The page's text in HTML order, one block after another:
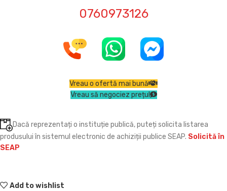
0760973126
Vreau o ofertă mai bună
Vreau să negociez prețul
Dacă reprezentați o instituție publică, puteți solicita listarea
produsului în sistemul electronic de achiziții publice SEAP. Solicită în
SEAP
Add to wishlist